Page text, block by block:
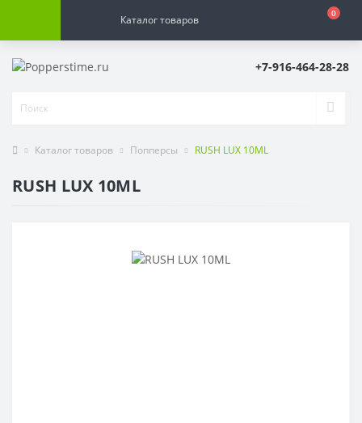
Каталог товаров 0
+7-916-464-28-28
Каталог товаров Попперсы RUSH LUX 10ML
RUSH LUX 10ML